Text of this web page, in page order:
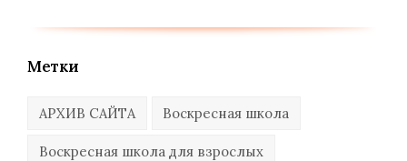
Метки
АРХИВ САЙТА Воскресная школа
Воскресная школа для взрослых